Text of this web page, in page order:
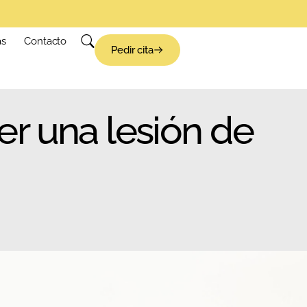
Contacto
Pedir cita
una lesión de